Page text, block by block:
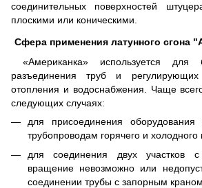
соединительных поверхностей
плоскими или коническими.
Сфера применения латунного сгона
«Американка» используется для
разъединения труб и
отопления и водоснабжения. Чаще
следующих случаях:
для присоединения оборудования
трубопроводам горячего и
для соединения двух участков
вращение невозможно или
соединении трубы с запорным краном.